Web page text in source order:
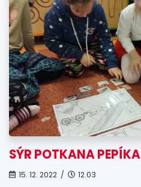
SÝR POTKANA PEPÍKA
15. 12. 2022 / 12.03